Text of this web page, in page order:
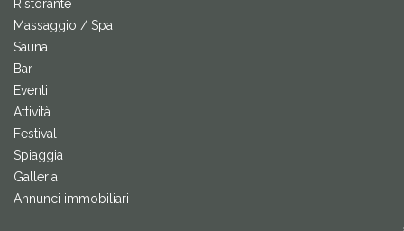
Ristorante
Massaggio / Spa
Sauna
Bar
Eventi
Attività
Festival
Spiaggia
Galleria
Annunci immobiliari